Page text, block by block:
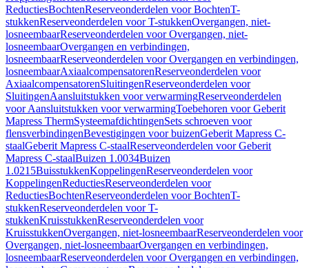
ReductiesBochtenReserveonderdelen voor BochtenT-
stukkenReserveonderdelen voor T-stukkenOvergangen, niet-
losneembaarReserveonderdelen voor Overgangen, niet-
losneembaarOvergangen en verbindingen,
losneembaarReserveonderdelen voor Overgangen en verbindingen,
losneembaarAxiaalcompensatorenReserveonderdelen voor
AxiaalcompensatorenSluitingenReserveonderdelen voor
SluitingenAansluitstukken voor verwarmingReserveonderdelen
voor Aansluitstukken voor verwarmingToebehoren voor Geberit
Mapress ThermSysteemafdichtingenSets schroeven voor
flensverbindingenBevestigingen voor buizenGeberit Mapress C-
staalGeberit Mapress C-staalReserveonderdelen voor Geberit
Mapress C-staalBuizen 1.0034Buizen
1.0215BuisstukkenKoppelingenReserveonderdelen voor
KoppelingenReductiesReserveonderdelen voor
ReductiesBochtenReserveonderdelen voor BochtenT-
stukkenReserveonderdelen voor T-
stukkenKruisstukkenReserveonderdelen voor
KruisstukkenOvergangen, niet-losneembaarReserveonderdelen voor
Overgangen, niet-losneembaarOvergangen en verbindingen,
losneembaarReserveonderdelen voor Overgangen en verbindingen,